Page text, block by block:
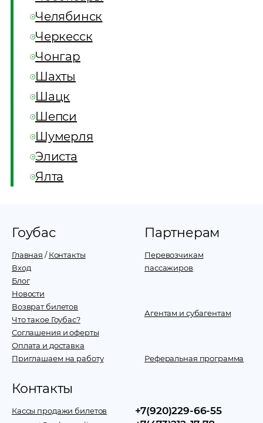
Челябинск
Черкесск
Чонгар
Шахты
Шацк
Шепси
Шумерля
Элиста
Ялта
Гоубас
Главная /Контакты
Вход
Блог
Новости
Возврат билетов
Что такое Гоубас?
Соглашения и оферты
Оплата и доставка
Приглашаем на работу
Партнерам
Перевозчикам
пассажиров
Агентам и субагентам
Реферальная программа
Контакты
Кассы продажи билетов
+7(920)229-66-55